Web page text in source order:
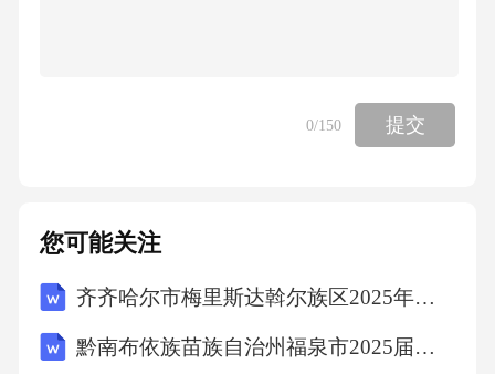
答案:市场集中度企业宏观环境中的人口环境主
要是指一个国家或者地区的人口数量和社会学
0/150 提交
您可能关注
齐齐哈尔市梅里斯达斡尔族区2025年数学三年级第二学期期中达标测试试题（含答案）
黔南布依族苗族自治州福泉市2025届三下数学期末检测试题含答案解析